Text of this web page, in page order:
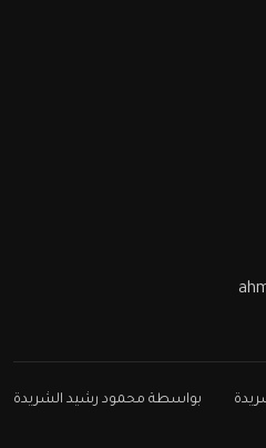
بواسطة محمود رشيد الشريدة